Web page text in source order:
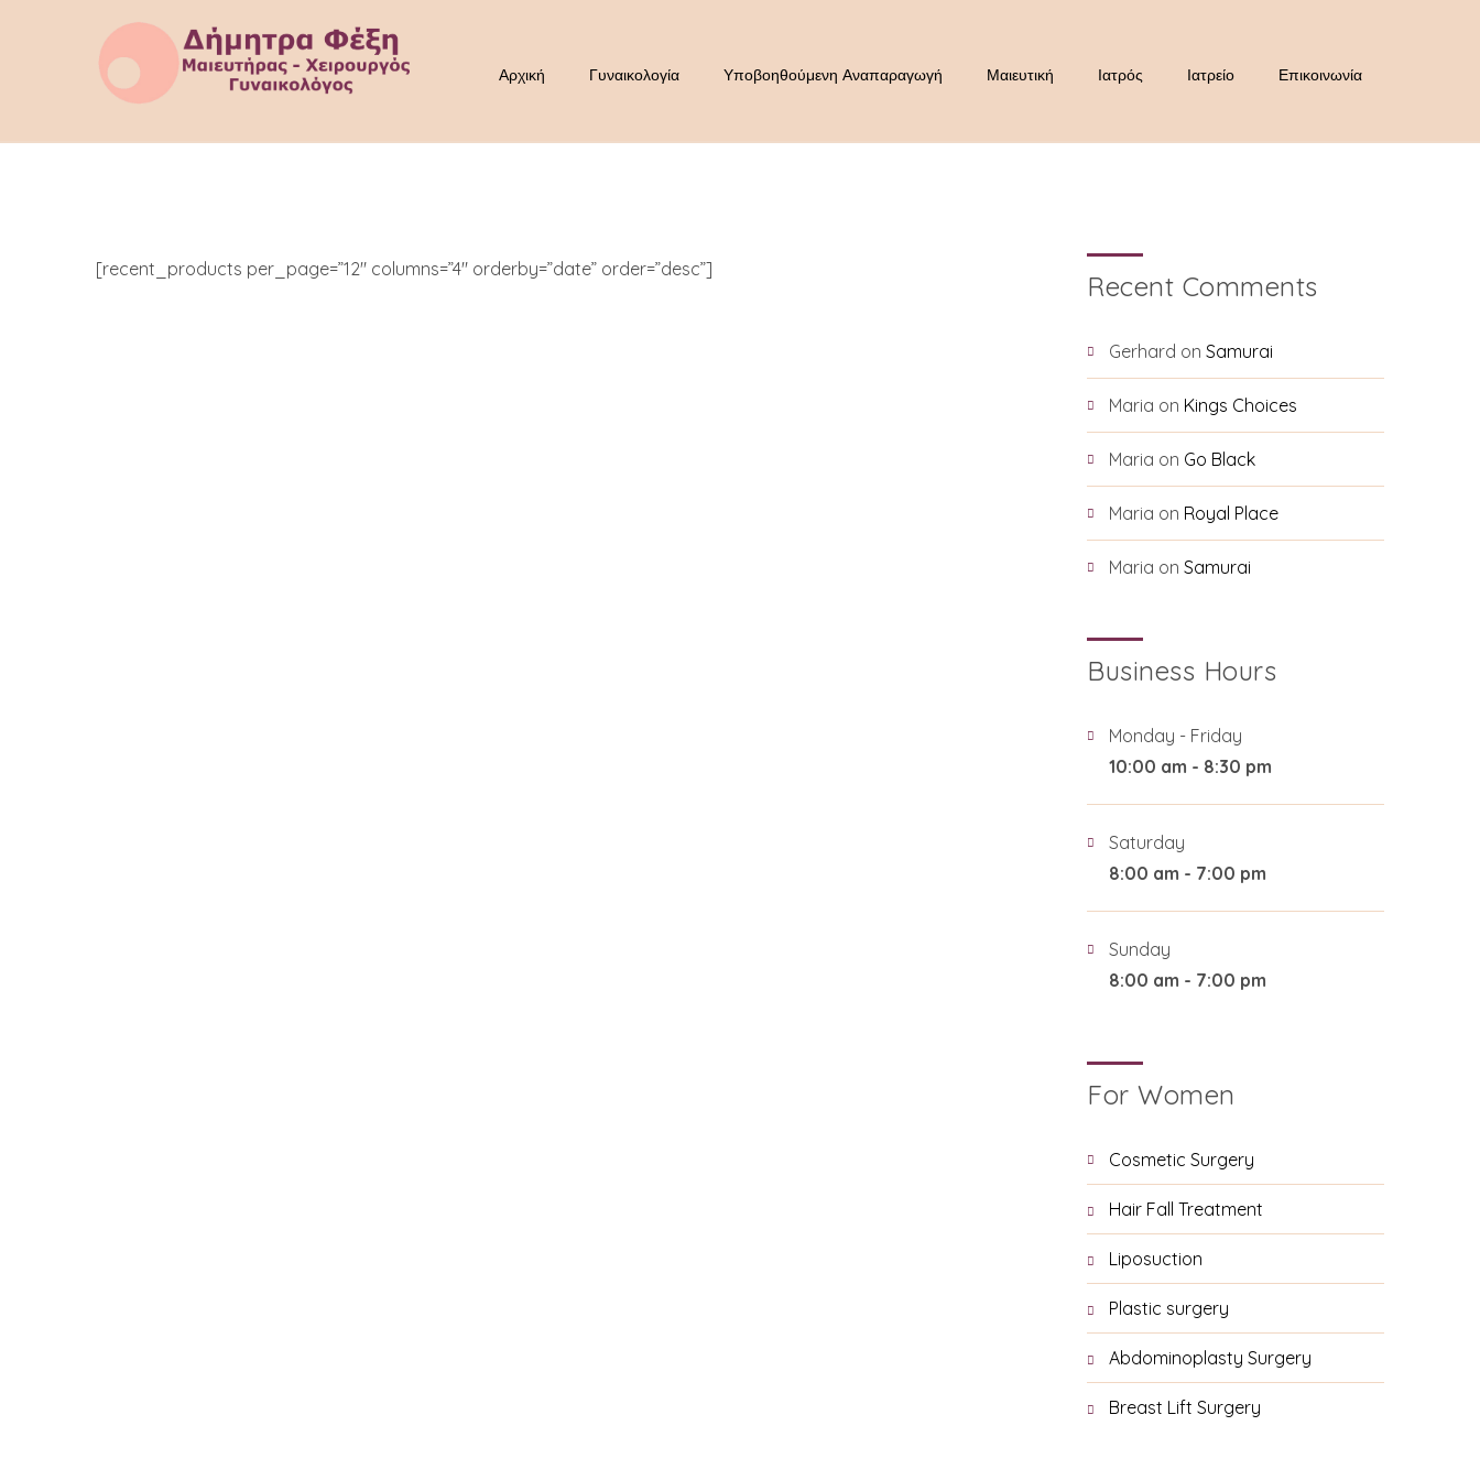
Αρχική Γυναικολογία Υποβοηθούμενη Αναπαραγωγή Μαιευτική Ιατρός Ιατρείο Επικοινωνία
[recent_products per_page=”12″ columns=”4″ orderby=”date” order=”desc”]
Recent Comments
Gerhard on Samurai
Maria on Kings Choices
Maria on Go Black
Maria on Royal Place
Maria on Samurai
Business Hours
Monday - Friday
10:00 am - 8:30 pm
Saturday
8:00 am - 7:00 pm
Sunday
8:00 am - 7:00 pm
For Women
Cosmetic Surgery
Hair Fall Treatment
Liposuction
Plastic surgery
Abdominoplasty Surgery
Breast Lift Surgery